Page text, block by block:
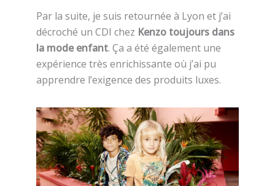
Par la suite, je suis retournée à Lyon et j’ai
décroché un CDI chez Kenzo toujours dans
la mode enfant. Ça a été également une
expérience très enrichissante où j’ai pu
apprendre l’exigence des produits luxes.